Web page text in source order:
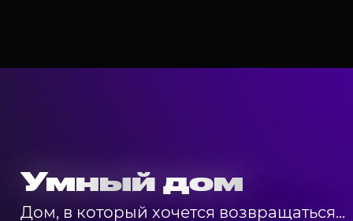
Умный дом
Дом, в который хочется возвращаться...